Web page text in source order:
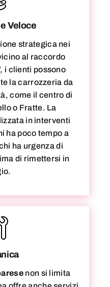
Veloce
strategica nei
al raccordo
i clienti possono
la carrozzeria da
come il centro di
o Fratte. La
in interventi
ha poco tempo a
ha urgenza di
di rimettersi in
non si limita